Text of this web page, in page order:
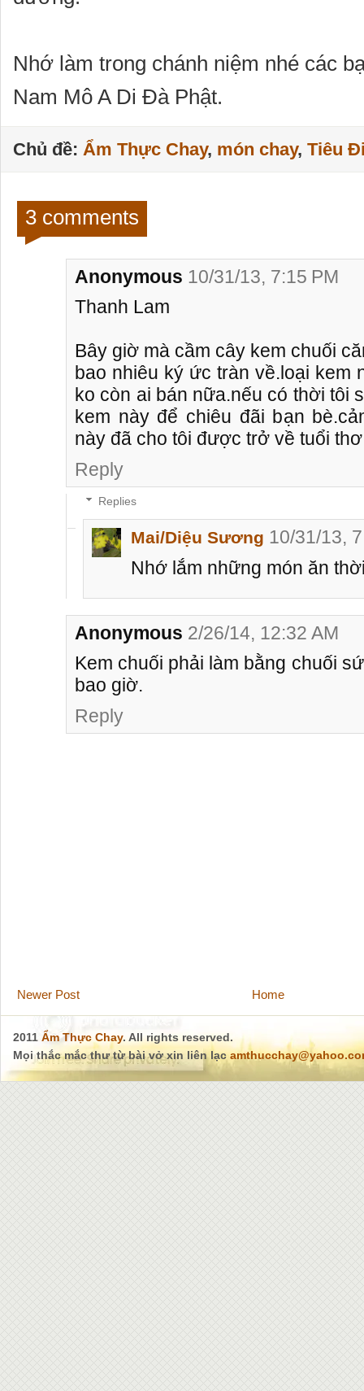
Nhớ làm trong chánh niệm nhé các
Nam Mô A Di Đà Phật.
Chủ đề: Ẩm Thực Chay, món chay, Tiêu
3 comments
Anonymous 10/31/13, 7:15 PM
Thanh Lam
Bây giờ mà cầm cây kem chuối
bao nhiêu ký ức tràn về.loại kem
ko còn ai bán nữa.nếu có thời tôi
kem này để chiêu đãi bạn
này đã cho tôi được trở về tuổi
Reply
Replies
Mai/Diệu Sương 10/31/13,
Nhớ lắm những món ăn
Anonymous 2/26/14, 12:32 AM
Kem chuối phải làm bằng chuối
bao giờ.
Reply
Newer Post Home
2011 Ẩm Thực Chay. All rights reserved.
Mọi thắc mắc thư từ bài vở xin liên lạc